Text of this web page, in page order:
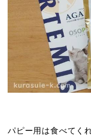
パピー用は食べてく